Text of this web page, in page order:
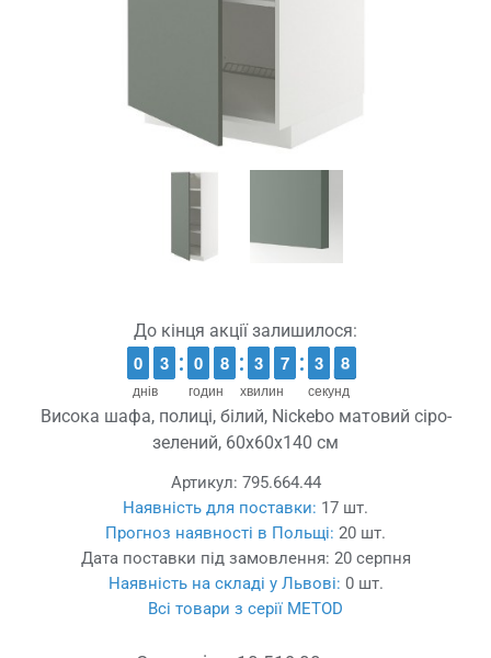
До кінця акції залишилося:
днів
9
9
0
0 2
2
3
3
годин
9
9
0
0 7
7
8
8
хвилин
2
2
3
3 6
6
7
7
секунд
4
3
3 8
8
7
Висока шафа, полиці, білий, Nickebo матовий сіро-
зелений, 60x60x140 см
Артикул: 795.664.44
Наявність для поставки: 17 шт.
Прогноз наявності в Польщі: 20 шт.
Дата поставки під замовлення: 20 серпня
Наявність на складі у Львові: 0 шт.
Всі товари з серії METOD